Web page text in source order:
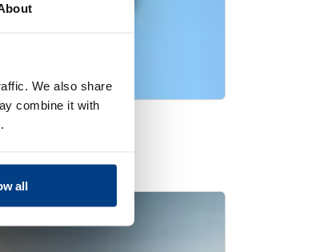
We also share
combine it with
all